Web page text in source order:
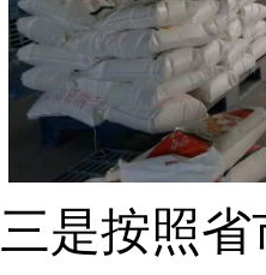
三是按照省